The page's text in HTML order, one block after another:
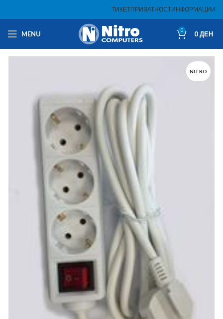
ТИКЕТПРИВАТНОСТИНФОРМАЦИИ
MENU 0 0ДЕН
NITRO